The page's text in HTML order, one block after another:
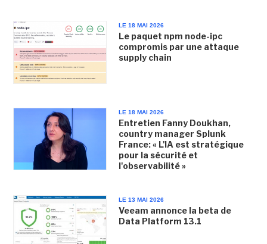
LE 18 MAI 2026
Le paquet npm node-ipc
compromis par une attaque
supply chain
LE 18 MAI 2026
Entretien Fanny Doukhan,
country manager Splunk
France: « L'IA est stratégique
pour la sécurité et
l'observabilité »
LE 13 MAI 2026
Veeam annonce la beta de
Data Platform 13.1